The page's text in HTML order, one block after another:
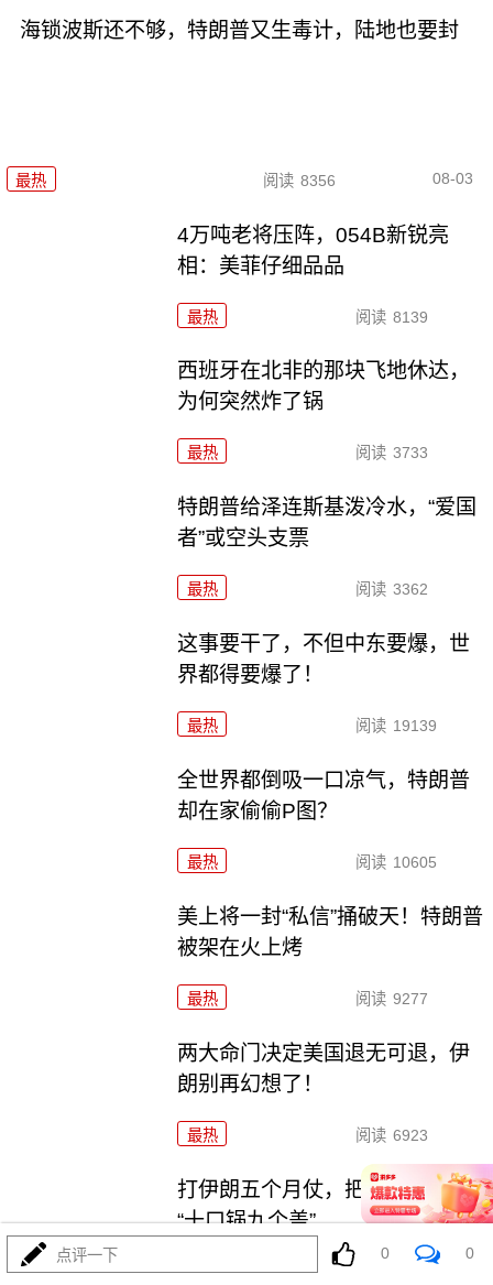
海锁波斯还不够，特朗普又生毒计，陆地也要封
最热 阅读 8356 08-03
4万吨老将压阵，054B新锐亮
相：美菲仔细品品
最热 阅读 8139
西班牙在北非的那块飞地休达，
为何突然炸了锅
最热 阅读 3733
特朗普给泽连斯基泼冷水，“爱国
者”或空头支票
最热 阅读 3362
这事要干了，不但中东要爆，世
界都得要爆了！
最热 阅读 19139
全世界都倒吸一口凉气，特朗普
却在家偷偷P图？
最热 阅读 10605
美上将一封“私信”捅破天！特朗普
被架在火上烤
最热 阅读 9277
两大命门决定美国退无可退，伊
朗别再幻想了！
最热 阅读 6923
打伊朗五个月仗，把美军打成了
“十口锅九个盖”
最热
点评一下 0 0